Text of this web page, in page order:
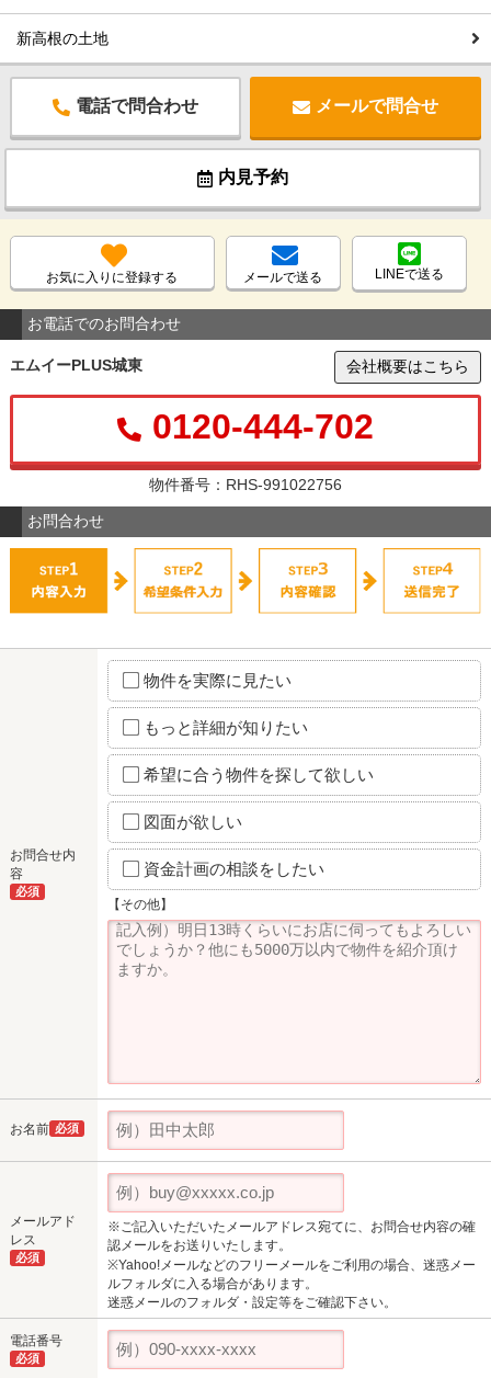
新高根の土地
電話で問合わせ メールで問合せ
内見予約
お気に入りに登録する メールで送る LINEで送る
お電話でのお問合わせ
エムイーPLUS城東 会社概要はこちら
0120-444-702
物件番号：RHS-991022756
お問合わせ
お問合せ内
容
必須
物件を実際に見たい
もっと詳細が知りたい
希望に合う物件を探して欲しい
図面が欲しい
資金計画の相談をしたい
【その他】
お名前 必須
メールアド
レス
必須
※ご記入いただいたメールアドレス宛てに、お問合せ内容の確
認メールをお送りいたします。
※Yahoo!メールなどのフリーメールをご利用の場合、迷惑メー
ルフォルダに入る場合があります。
迷惑メールのフォルダ・設定等をご確認下さい。
電話番号
必須